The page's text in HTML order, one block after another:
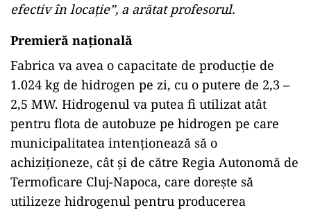
efectiv în locație”, a arătat profesorul.
Premieră naţională
Fabrica va avea o capacitate de producție de
1.024 kg de hidrogen pe zi, cu o putere de 2,3 –
2,5 MW. Hidrogenul va putea fi utilizat atât
pentru flota de autobuze pe hidrogen pe care
municipalitatea intenționează să o
achiziționeze, cât și de către Regia Autonomă de
Termoficare Cluj-Napoca, care dorește să
utilizeze hidrogenul pentru producerea